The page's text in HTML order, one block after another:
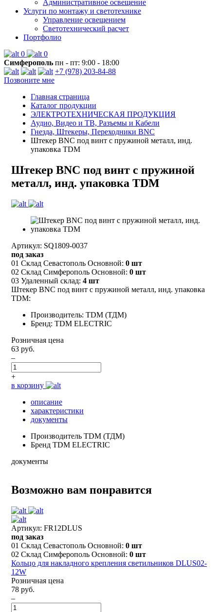
Административное освещение
Услуги по монтажу и светотехнике
Управление освещением
Светотехнический расчет
Портфолио
0
0
Симферополь пн - пт: 9:00 - 18:00
+7 (978) 203-84-88
Позвоните мне
Главная страница
Каталог продукции
ЭЛЕКТРОТЕХНИЧЕСКАЯ ПРОДУКЦИЯ
Аудио, Видео и ТВ, Разъемы и Кабели
Гнезда, Штекеры, Переходники BNC
Штекер BNC под винт с пружиной металл, инд.
упаковка TDM
Штекер BNC под винт с пружиной
металл, инд. упаковка TDM
Артикул: SQ1809-0037
под заказ
01 Склад Севастополь Основной: 0 шт
02 Склад Симферополь Основной: 0 шт
03 Удаленный склад: 4 шт
Штекер BNC под винт с пружиной металл, инд. упаковка
TDM:
Производитель: TDM (ТДМ)
Бренд: TDM ELECTRIC
Розничная цена
63 руб.
–
+
в корзину
описание
характеристики
документы
Производитель TDM (ТДМ)
Бренд TDM ELECTRIC
документы
Возможно вам понравится
Артикул: FR12DLUS
под заказ
01 Склад Севастополь Основной: 0 шт
02 Склад Симферополь Основной: 0 шт
Кольцо для накладного крепления светильников DLUS02-
12W
Розничная цена
78 руб.
–